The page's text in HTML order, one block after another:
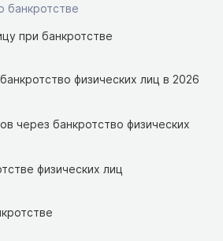
банкротстве
при банкротстве
физических лиц в 2026
через банкротство физических
физических лиц